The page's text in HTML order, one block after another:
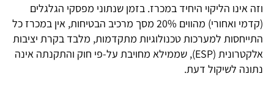
וזה אינו הליקוי היחיד במכרז. בזמן שנתוני מפסקי הגלגלים
(קדמי ואחורי) מהווים 20% מסך מרכיב הבטיחות, אין במכרז כל
התייחסות למערכות טכנולוגיות מתקדמות, מלבד בקרת יציבות
אלקטרונית (ESP), שממילא מחויבת על-פי חוק והתקנתה אינה
נתונה לשיקול דעת.